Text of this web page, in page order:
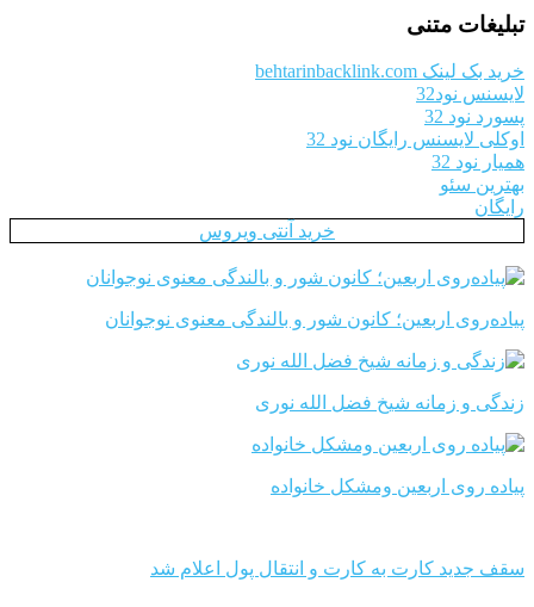
تبلیغات متنی
خرید بک لینک behtarinbacklink.com
لایسنس نود32
پسورد نود 32
اوکلی لایسنس رایگان نود 32
همیار نود 32
بهترین سئو
رایگان
خرید آنتی ویروس
پیاده‌روی اربعین؛ کانون شور و بالندگی معنوی نوجوانان
زندگی و زمانه شیخ فضل الله نوری
پیاده روی اربعین ومشکل خانواده
سقف جدید کارت به کارت و انتقال پول اعلام شد